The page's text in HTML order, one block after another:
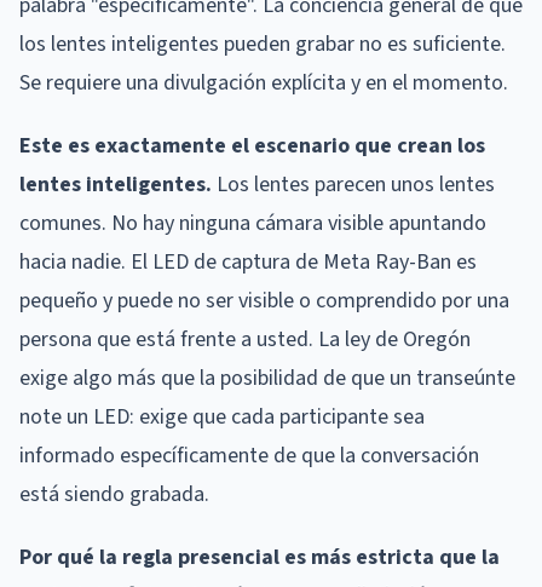
los lentes inteligentes pueden grabar no es suficiente.
Se requiere una divulgación explícita y en el momento.
Este es exactamente el escenario que crean los
lentes inteligentes. Los lentes parecen unos lentes
comunes. No hay ninguna cámara visible apuntando
hacia nadie. El LED de captura de Meta Ray-Ban es
pequeño y puede no ser visible o comprendido por una
persona que está frente a usted. La ley de Oregón
exige algo más que la posibilidad de que un transeúnte
note un LED: exige que cada participante sea
informado específicamente de que la conversación
está siendo grabada.
Por qué la regla presencial es más estricta que la